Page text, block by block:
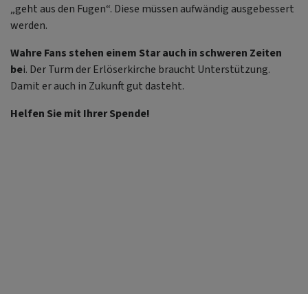
„geht aus den Fugen“. Diese müssen aufwändig ausgebessert
werden.
Wahre Fans stehen einem Star auch in schweren Zeiten
bei. Der Turm der Erlöserkirche braucht Unterstützung.
Damit er auch in Zukunft gut dasteht.
Helfen Sie mit Ihrer Spende!